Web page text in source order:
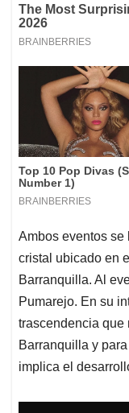
Ambos eventos
cristal ubicado en
Barranquilla. Al
Pumarejo. En su
trascendencia que
Barranquilla y
implica el